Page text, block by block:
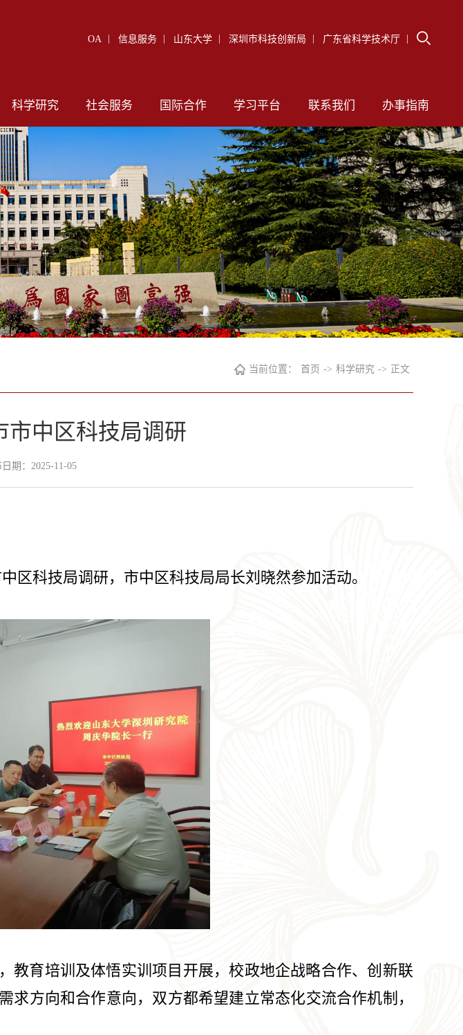
OA 信息服务 山东大学 深圳市科技创新局 广东省科学技术厅
科学研究 社会服务 国际合作 学习平台 联系我们 办事指南
当前位置： 首页 -> 科学研究 -> 正文
市中区科技局调研
日期：2025-11-05
区科技局调研，市中区科技局局长刘晓然参加活动。
教育培训及体悟实训项目开展，校政地企战略合作、创新联
方向和合作意向，双方都希望建立常态化交流合作机制，